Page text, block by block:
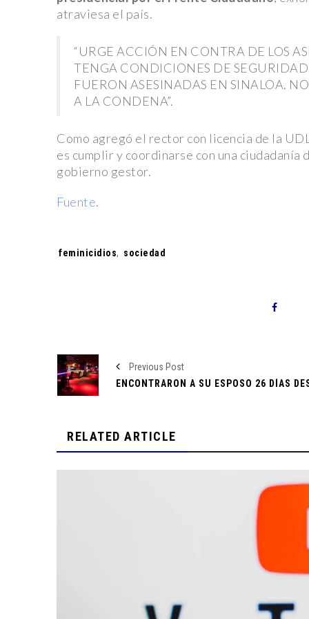
carretera
del expresidente López Portillo
Ryan Reynolds le responde
¡Kansas City Chiefs se coronan como campeones de
Fallece Pilo Chistes, el reconocido comediante
Montemorelos
Apple lanza Apple Vision Pro, su innovadora solución
Nayib Bukele es reelegido como presidente de El
medio de controversias
Diablos Rojos y Yankees de Nueva York Disputarán
Buscan Soluciones Después del Caso Taylor
atraviesa el país.
“URGE ACCIÓN EN CONTRA DE LOS
TENGA CONDICIONES DE
FUERON ASESINADAS EN SINALOA.
A LA CONDENA”.
Como agregó el rector con licencia de la
es cumplir y coordinarse con una
gobierno gestor.
Fuente.
Tags:
feminicidios, sociedad
Previous Post
RELATED ARTICLE